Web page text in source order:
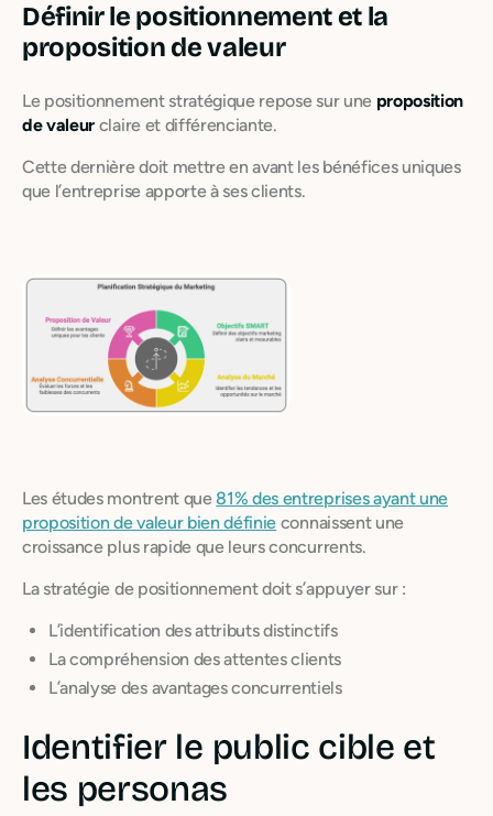
Définir le positionnement et la
proposition de valeur
Le positionnement stratégique repose sur une proposition
de valeur claire et différenciante.
Cette dernière doit mettre en avant les bénéfices uniques
que l’entreprise apporte à ses clients.
Les études montrent que81% des entreprises ayant une
proposition de valeur bien définie connaissent une
croissance plus rapide que leurs concurrents.
La stratégie de positionnement doit s’appuyer sur :
L’identification des attributs distinctifs
La compréhension des attentes clients
L’analyse des avantages concurrentiels
Identifier le public cible et
les personas